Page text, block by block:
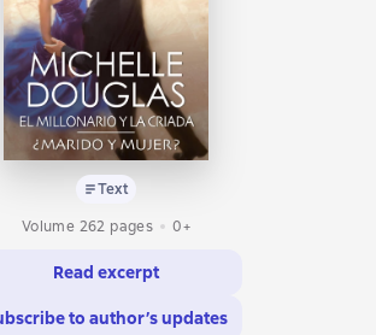
Text
Volume 262 pages
0+
Read excerpt
to author’s updates